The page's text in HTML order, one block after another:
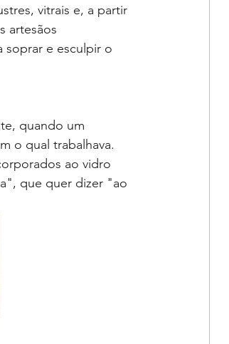
vitrais e, a partir
artesãos
soprar e esculpir o
quando um
o qual trabalhava.
ao vidro
que quer dizer "ao